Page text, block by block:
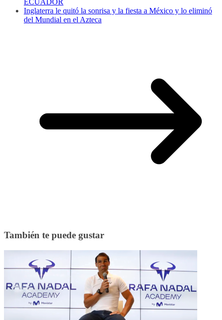
ECUADOR
Inglaterra le quitó la sonrisa y la fiesta a México y lo eliminó
del Mundial en el Azteca
También te puede gustar